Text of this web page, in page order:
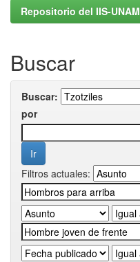
Repositorio del IIS-UNAM
Buscar
Buscar:
por
Filtros actuales: